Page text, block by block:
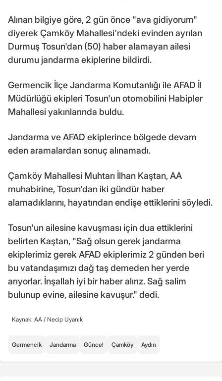
Alınan bilgiye göre, 2 gün önce "ava gidiyorum"
diyerek Çamköy Mahallesi'ndeki evinden ayrılan
Durmuş Tosun'dan (50) haber alamayan ailesi
durumu jandarma ekiplerine bildirdi.
Germencik İlçe Jandarma Komutanlığı ile AFAD İl
Müdürlüğü ekipleri Tosun'un otomobilini Habipler
Mahallesi yakınlarında buldu.
Jandarma ve AFAD ekiplerince bölgede devam
eden aramalardan sonuç alınamadı.
Çamköy Mahallesi Muhtarı İlhan Kaştan, AA
muhabirine, Tosun'dan iki gündür haber
alamadıklarını, hayatından endişe ettiklerini söyledi.
Tosun'un ailesine kavuşması için dua ettiklerini
belirten Kaştan, "Sağ olsun gerek jandarma
ekiplerimiz gerek AFAD ekiplerimiz 2 günden beri
bu vatandaşımızı dağ taş demeden her yerde
arıyorlar. İnşallah iyi bir haber alırız. Sağ salim
bulunup evine, ailesine kavuşur." dedi.
Kaynak: AA / Necip Uyanık
Germencik Jandarma Güncel Çamköy Aydın